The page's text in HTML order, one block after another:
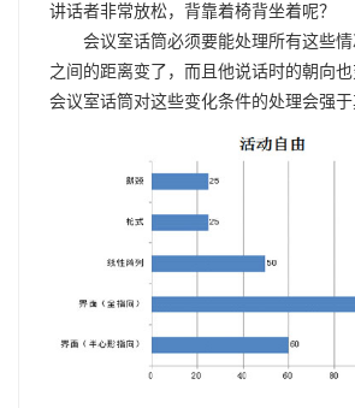
讲话者非常放松，背靠着椅背坐着呢？
会议室话筒必须要能处理所有这些情
之间的距离变了，而且他说话时的朝向
会议室话筒对这些变化条件的处理会强于